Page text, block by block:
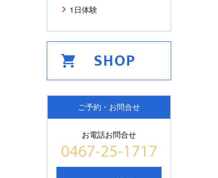
1日体験
ご予約・お問合せ
お電話お問合せ